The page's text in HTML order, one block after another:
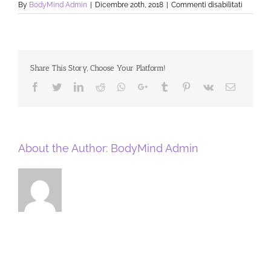
By BodyMind Admin Dicembre 20th, 2018 Commenti disabilitati
BASE/
Share This Story, Choose Your Platform!
Facebook
TwitterLinkedIn
Reddit Whatsapp
Google+Tumblr Pinterest
Vk Email
About the Author: BodyMind Admin